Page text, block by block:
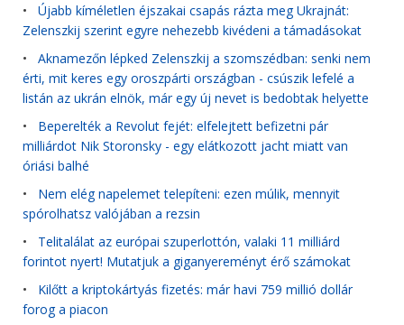
• Újabb kíméletlen éjszakai csapás rázta meg Ukrajnát:
Zelenszkij szerint egyre nehezebb kivédeni a támadásokat
• Aknamezőn lépked Zelenszkij a szomszédban: senki nem
érti, mit keres egy oroszpárti országban - csúszik lefelé a
listán az ukrán elnök, már egy új nevet is bedobtak helyette
• Beperelték a Revolut fejét: elfelejtett befizetni pár
milliárdot Nik Storonsky - egy elátkozott jacht miatt van
óriási balhé
• Nem elég napelemet telepíteni: ezen múlik, mennyit
spórolhatsz valójában a rezsin
• Telitalálat az európai szuperlottón, valaki 11 milliárd
forintot nyert! Mutatjuk a giganyereményt érő számokat
• Kilőtt a kriptokártyás fizetés: már havi 759 millió dollár
forog a piacon